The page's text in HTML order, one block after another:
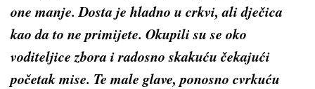
one manje. Dosta je hladno u crkvi, ali dječica
kao da to ne primijete. Okupili su se oko
voditeljice zbora i radosno skakuću čekajući
početak mise. Te male glave, ponosno cvrkuću